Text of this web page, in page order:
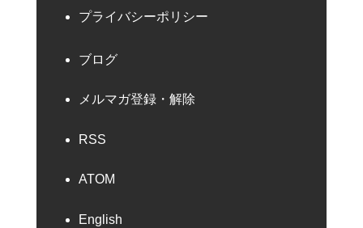
プライバシーポリシー
ブログ
メルマガ登録・解除
RSS
ATOM
English